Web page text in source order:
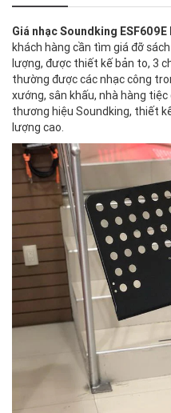
Giá nhạc Soundking ESF609E
khách hàng cần tìm giá đỡ
lượng, được thiết kế bản to, 3
thường được các nhạc công
xướng, sân khấu, nhà hàng
thương hiệu Soundking, thiết
lượng cao.